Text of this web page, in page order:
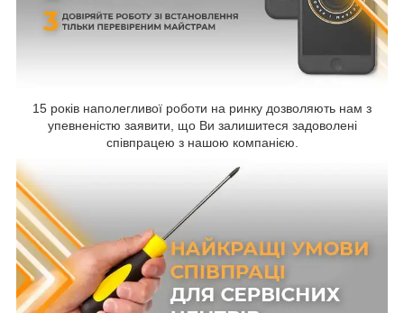
15 років наполегливої роботи на ринку дозволяють нам з
упевненістю заявити, що Ви залишитеся задоволені
співпрацею з нашою компанією.